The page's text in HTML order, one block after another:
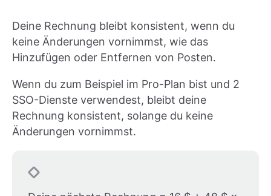
Deine Rechnung bleibt konsistent, wenn du
keine Änderungen vornimmst, wie das
Hinzufügen oder Entfernen von Posten.
Wenn du zum Beispiel im Pro-Plan bist und 2
SSO-Dienste verwendest, bleibt deine
Rechnung konsistent, solange du keine
Änderungen vornimmst.